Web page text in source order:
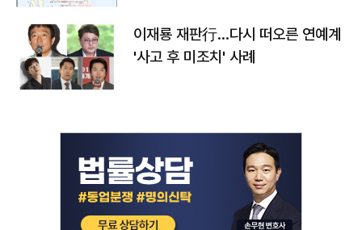
이재룡 재판行…다시 떠오른 연예계
'사고 후 미조치' 사례